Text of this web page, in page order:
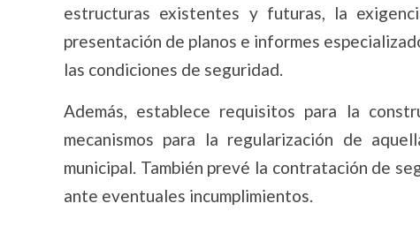
estructuras existentes y futuras, la
presentación de planos e informes
las condiciones de seguridad.
Además, establece requisitos para la
mecanismos para la regularización de
municipal. También prevé la contratación de
ante eventuales incumplimientos.